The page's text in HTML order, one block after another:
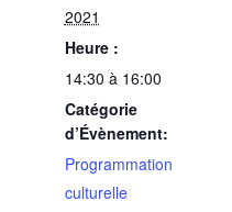
2021
Heure :
14:30 à 16:00
Catégorie
d’Évènement:
Programmation
culturelle